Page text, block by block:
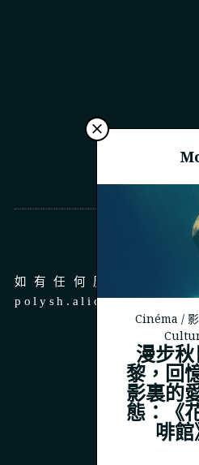
Cinéma /
漫步
黎，回
影裏的
態：《
啡館
商務合
如有任何廣告、商務
© 2023
BACK TO